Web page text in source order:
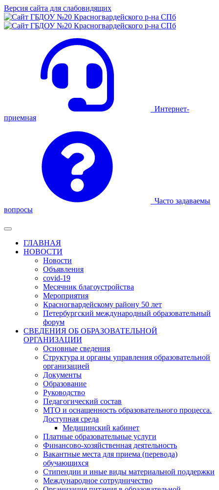
Версия сайта для слабовидящих
Интернет-
приемная
Часто задаваемы
вопросы
ГЛАВНАЯ
НОВОСТИ
Новости
Объявления
covid-19
Месячник благоустройства
Мероприятия
Красногвардейскому району 50 лет
Петербургский международный образовательный
форум
СВЕДЕНИЯ ОБ ОБРАЗОВАТЕЛЬНОЙ
ОРГАНИЗАЦИИ
Основные сведения
Структура и органы управления образовательной
организацией
Документы
Образование
Руководство
Педагогический состав
МТО и оснащенность образовательного процесса.
Доступная среда
Медицинский кабинет
Платные образовательные услуги
Финансово-хозяйственная деятельность
Вакантные места для приема (перевода)
обучающихся
Стипендии и иные виды материальной поддержки
Международное сотрудничество